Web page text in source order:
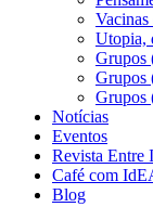
Vacinas
Utopia,
Grupos
Grupos
Grupos
Notícias
Eventos
Revista Entre
Café com
Blog